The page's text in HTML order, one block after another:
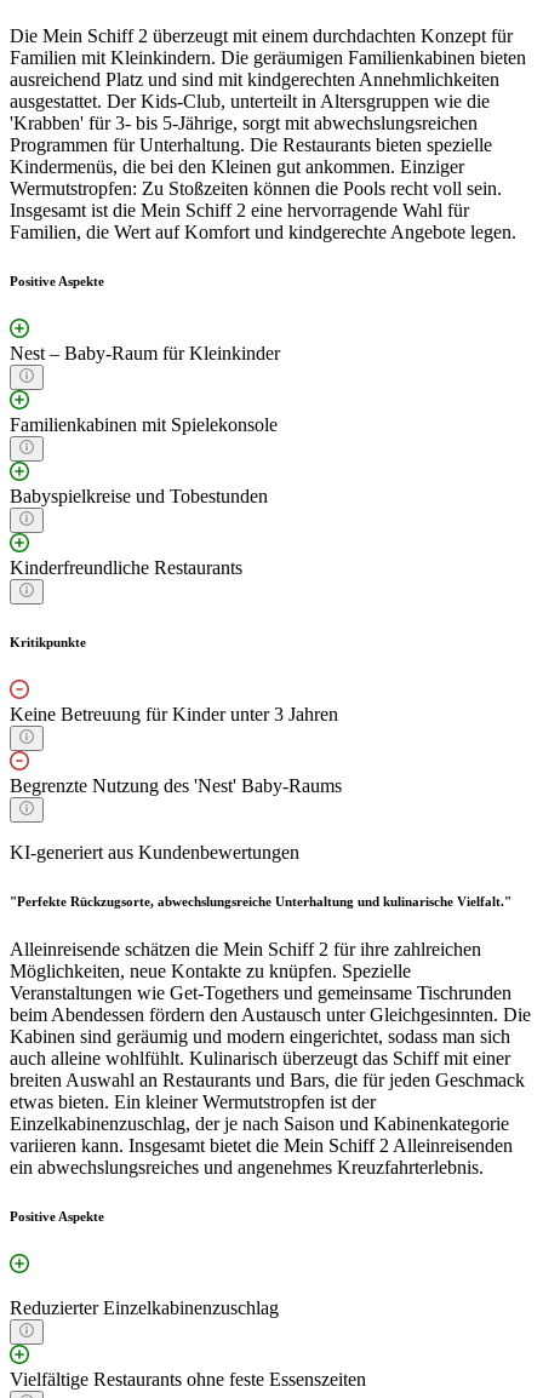
Die Mein Schiff 2 überzeugt mit einem durchdachten Konzept für
Familien mit Kleinkindern. Die geräumigen Familienkabinen bieten
ausreichend Platz und sind mit kindgerechten Annehmlichkeiten
ausgestattet. Der Kids-Club, unterteilt in Altersgruppen wie die
'Krabben' für 3- bis 5-Jährige, sorgt mit abwechslungsreichen
Programmen für Unterhaltung. Die Restaurants bieten spezielle
Kindermenüs, die bei den Kleinen gut ankommen. Einziger
Wermutstropfen: Zu Stoßzeiten können die Pools recht voll sein.
Insgesamt ist die Mein Schiff 2 eine hervorragende Wahl für
Familien, die Wert auf Komfort und kindgerechte Angebote legen.
Positive Aspekte
Nest – Baby-Raum für Kleinkinder
Familienkabinen mit Spielekonsole
Babyspielkreise und Tobestunden
Kinderfreundliche Restaurants
Kritikpunkte
Keine Betreuung für Kinder unter 3 Jahren
Begrenzte Nutzung des 'Nest' Baby-Raums
KI-generiert aus Kundenbewertungen
"Perfekte Rückzugsorte, abwechslungsreiche Unterhaltung und kulinarische Vielfalt."
Alleinreisende schätzen die Mein Schiff 2 für ihre zahlreichen
Möglichkeiten, neue Kontakte zu knüpfen. Spezielle
Veranstaltungen wie Get-Togethers und gemeinsame Tischrunden
beim Abendessen fördern den Austausch unter Gleichgesinnten. Die
Kabinen sind geräumig und modern eingerichtet, sodass man sich
auch alleine wohlfühlt. Kulinarisch überzeugt das Schiff mit einer
breiten Auswahl an Restaurants und Bars, die für jeden Geschmack
etwas bieten. Ein kleiner Wermutstropfen ist der
Einzelkabinenzuschlag, der je nach Saison und Kabinenkategorie
variieren kann. Insgesamt bietet die Mein Schiff 2 Alleinreisenden
ein abwechslungsreiches und angenehmes Kreuzfahrterlebnis.
Positive Aspekte
Reduzierter Einzelkabinenzuschlag
Vielfältige Restaurants ohne feste Essenszeiten